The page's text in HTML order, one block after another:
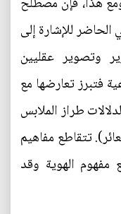
الحاضر للإشارة إلى
وتصوير عقليين
فتبرز تعارضها مع
طراز الملابس
تتقاطع مفاهيم
مفهوم الهوية وقد